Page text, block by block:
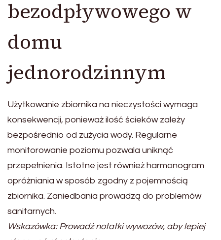
bezodpływowego w
domu
jednorodzinnym
Użytkowanie zbiornika na nieczystości wymaga
konsekwencji, ponieważ ilość ścieków zależy
bezpośrednio od zużycia wody. Regularne
monitorowanie poziomu pozwala uniknąć
przepełnienia. Istotne jest również harmonogram
opróżniania w sposób zgodny z pojemnością
zbiornika. Zaniedbania prowadzą do problemów
sanitarnych.
Wskazówka: Prowadź notatki wywozów, aby lepiej